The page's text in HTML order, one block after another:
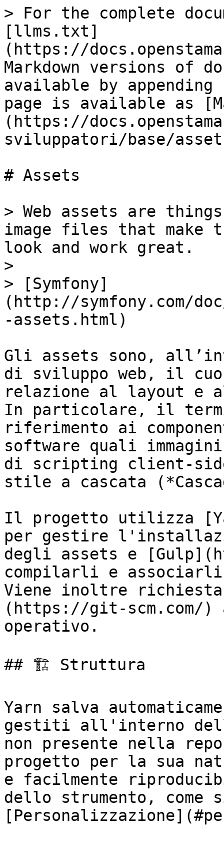
> For the complete
[llms.txt]
(https://
Markdown versions of
available by
page is available as
(https://
sviluppatori/base/
# Assets
> Web assets are
image files that make
look and work great.
>
> [Symfony]
(http://symfony.com/
-assets.html)
Gli assets sono,
di sviluppo web, il
relazione al layout
In particolare, il
riferimento ai
software quali
di scripting client-
stile a cascata
Il progetto utilizza
per gestire
degli assets e
compilarli e
Viene inoltre
(https://git-scm.com/
operativo.
## 🏗️ Struttura
Yarn salva
gestiti all'interno
non presente nella
progetto per la sua
e facilmente
dello strumento, come